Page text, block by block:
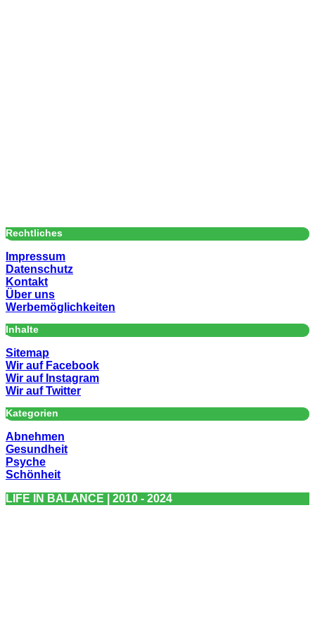
Rechtliches
Impressum
Datenschutz
Kontakt
Über uns
Werbemöglichkeiten
Inhalte
Sitemap
Wir auf Facebook
Wir auf Instagram
Wir auf Twitter
Kategorien
Abnehmen
Gesundheit
Psyche
Schönheit
LIFE IN BALANCE | 2010 - 2024